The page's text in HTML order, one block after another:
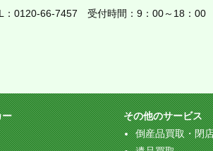
0120-66-7457 受付時間：9：00～18：00
ー
その他のサービス
倒産品買取・閉